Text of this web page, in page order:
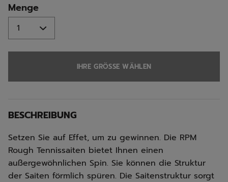
Menge
IHRE GRÖSSE WÄHLEN
BESCHREIBUNG
Setzen Sie auf Effet, um zu gewinnen. Die RPM
Rough Tennissaiten bietet Ihnen einen
außergewöhnlichen Spin. Sie können die Struktur
der Saiten förmlich spüren. Die Saitenstruktur sorgt